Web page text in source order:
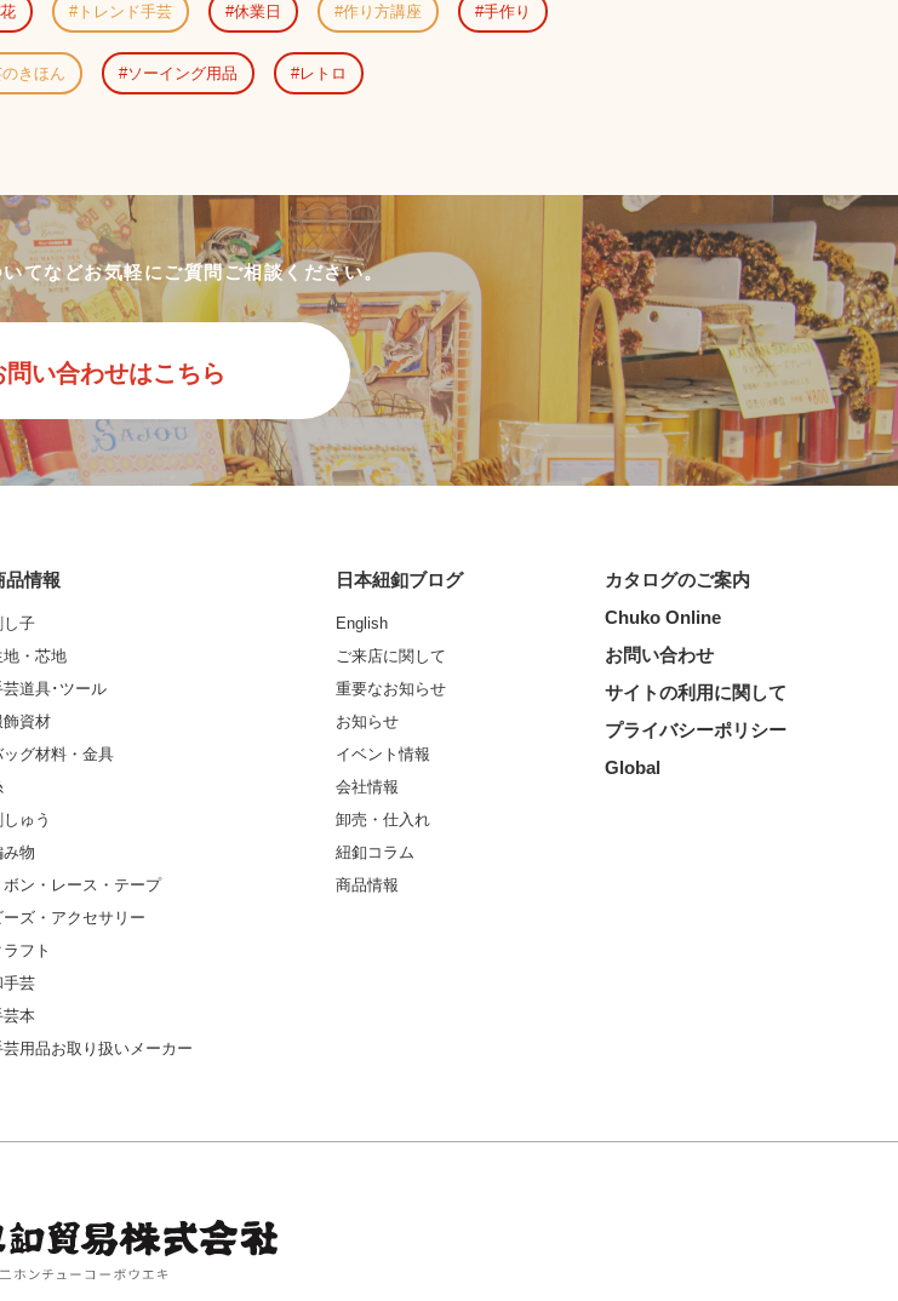
花 トレンド手芸 休業日 作り方講座 手作り
きほん ソーイング用品 レトロ
てなどお気軽にご質問ご相談ください。
問い合わせはこちら
品情報
し子
地・芯地
芸道具･ツール
飾資材
ッグ材料・金具
ゅう
み物
ボン・レース・テープ
ーズ・アクセサリー
ラフト
手芸
芸本
芸用品お取り扱いメーカー
日本紐釦ブログ
English
ご来店に関して
重要なお知らせ
お知らせ
イベント情報
会社情報
卸売・仕入れ
紐釦コラム
商品情報
カタログのご案内
Chuko Online
お問い合わせ
サイトの利用に関して
プライバシーポリシー
Global